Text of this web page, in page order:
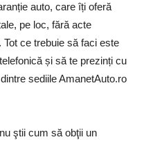
auto, care îți oferă
pe loc, fără acte
ce trebuie să faci este
și să te prezinți cu
sediile AmanetAuto.ro
ştii cum să obţii un